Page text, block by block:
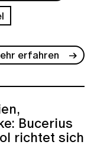
erfahren
Bucerius
richtet sich